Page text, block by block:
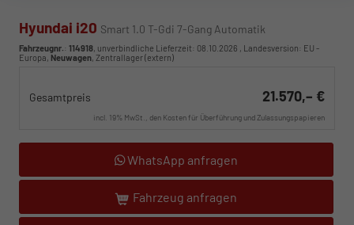
Hyundai i20 Smart 1.0 T-Gdi 7-Gang Automatik
Fahrzeugnr.: 114918, unverbindliche Lieferzeit: 08.10.2026 , Landesversion: EU -
Europa, Neuwagen, Zentrallager (extern)
Gesamtpreis 21.570,– €
incl. 19% MwSt., den Kosten für Überführung und Zulassungspapieren
WhatsApp anfragen
Fahrzeug anfragen